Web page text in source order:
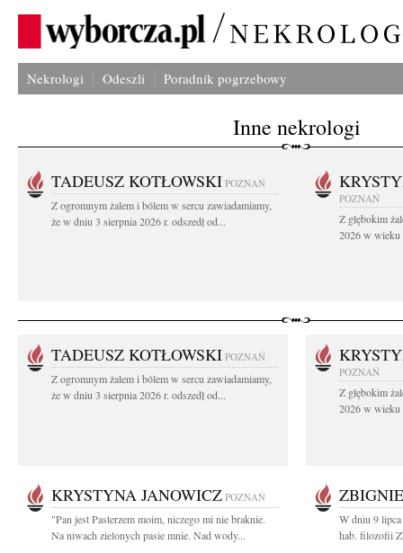
Nekrologi Odeszli Poradnik pogrzebowy
Inne nekrologi
TADEUSZ KOTŁOWSKI POZNAŃ
Z ogromnym żalem i bólem w sercu zawiadamiamy,
że w dniu 3 sierpnia 2026 r. odszedł od...
POZNAŃ
Z głębokim
2026 w wieku
TADEUSZ KOTŁOWSKI POZNAŃ
Z ogromnym żalem i bólem w sercu zawiadamiamy,
że w dniu 3 sierpnia 2026 r. odszedł od...
POZNAŃ
Z głębokim
2026 w wieku
KRYSTYNA JANOWICZ POZNAŃ
"Pan jest Pasterzem moim, niczego mi nie braknie.
Na niwach zielonych pasie mnie. Nad wody...
W dniu 9
hab. filozofii